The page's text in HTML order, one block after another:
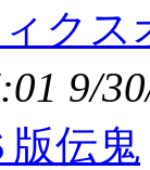
ク
9/
版伝鬼